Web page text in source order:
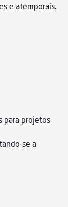
e atemporais.
para projetos
se a